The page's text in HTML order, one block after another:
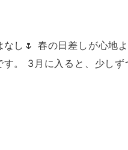
し🌷 春の⽇差しが⼼地
。 3⽉に⼊ると、少し